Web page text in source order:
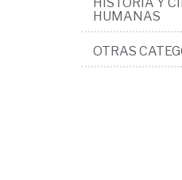
HUMANAS
OTRAS